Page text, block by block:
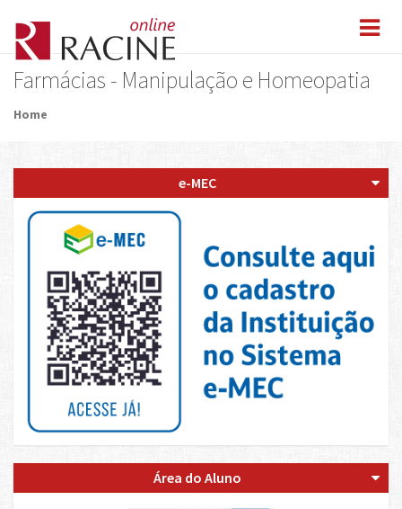
Farmácias - Manipulação e Homeopatia
Home
e-MEC
Área do Aluno